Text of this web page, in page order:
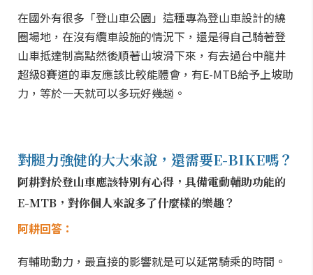
在國外有很多「登山車公園」這種專為登山車設計的繞
圈場地，在沒有纜車設施的情況下，還是得自己騎著登
山車抵達制高點然後順著山坡滑下來，有去過台中龍井
超級8賽道的車友應該比較能體會，有E-MTB給予上坡助
力，等於一天就可以多玩好幾趟。
對腿力強健的大大來說，還需要E-BIKE嗎？
阿耕對於登山車應該特別有心得，具備電動輔助功能的
E-MTB，對你個人來說多了什麼樣的樂趣？
阿耕回答：
有輔助動力，最直接的影響就是可以延常騎乘的時間。